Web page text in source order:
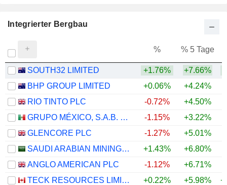
Integrierter Bergbau
% % 5 Tage
SOUTH32 LIMITED +1.76% +7.66%
BHP GROUP LIMITED
+0.06% +4.24%
RIO TINTO PLC
-0.72% +4.50%
GRUPO MÉXICO, S.A.B. DE C.V.
-1.15% +3.22%
GLENCORE PLC
-1.27% +5.01%
SAUDI ARABIAN MINING COMPANY (MAADEN)
+1.43% +6.80%
ANGLO AMERICAN PLC
-1.12% +6.71%
TECK RESOURCES LIMITED
+0.22% +5.98%